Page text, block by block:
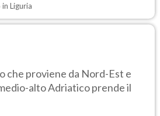
Liguria
che proviene da Nord-Est e
alto Adriatico prende il